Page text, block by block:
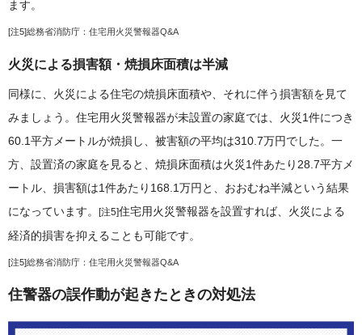
ます。
[注5]総務省消防庁：住宅用火災警報器Q&A
火災による損害額・焼損床面積は半減
同様に、火災による住宅の焼損床面積や、それに伴う損害額を見て
みましょう。住宅用火災警報器が未設置の家庭では、火災1件につき
60.1平方メートルが焼損し、被害額の平均は310.7万円でした。一
方、設置済の家庭を見ると、焼損床面積は火災1件あたり28.7平方メ
ートル、損害額は1件あたり168.1万円と、おおむね半減という結果
になっています。
[注5]住宅用火災警報器を設置すれば、火災による
経済的損害を抑えることも可能です。
[注5]総務省消防庁：住宅用火災警報器Q&A
住警器の誤作動が起きたときの対処法